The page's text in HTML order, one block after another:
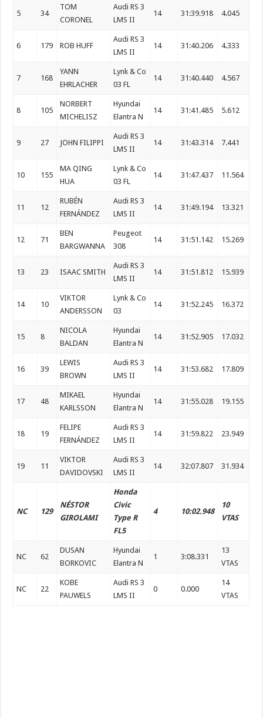
5 34
TOM
CORONEL
Audi RS 3
LMS II
14 31:39.918 4.045
6 179 ROB HUFF
Audi RS 3
LMS II
14 31:40.206 4.333
7 168
YANN
EHRLACHER
Lynk & Co
03 FL
14 31:40.440 4.567
8 105
NORBERT
MICHELISZ
Hyundai
Elantra N
14 31:41.485 5.612
9 27 JOHN FILIPPI
Audi RS 3
LMS II
14 31:43.314 7.441
10 155
MA QING
HUA
Lynk & Co
03 FL
14 31:47.437 11.564
11 12
RUBÉN
FERNÁNDEZ
Audi RS 3
LMS II
14 31:49.194 13.321
12 71
BEN
BARGWANNA
Peugeot
308
14 31:51.142 15.269
13 23 ISAAC SMITH
Audi RS 3
LMS II
14 31:51.812 15.939
14 10
VIKTOR
ANDERSSON
Lynk & Co
03
14 31:52.245 16.372
15 8
NICOLA
BALDAN
Hyundai
Elantra N
14 31:52.905 17.032
16 39
LEWIS
BROWN
Audi RS 3
LMS II
14 31:53.682 17.809
17 48
MIKAEL
KARLSSON
Hyundai
Elantra N
14 31:55.028 19.155
18 19
FELIPE
FERNÁNDEZ
Audi RS 3
LMS II
14 31:59.822 23.949
19 11
VIKTOR
DAVIDOVSKI
Audi RS 3
LMS II
14 32:07.807 31.934
NC 129
NÉSTOR
GIROLAMI
Honda
Civic
Type R
FL5
4 10:02.948
10
VTAS
NC 62
DUSAN
BORKOVIC
Hyundai
Elantra N
1 3:08.331
13
VTAS
NC 22
KOBE
PAUWELS
Audi RS 3
LMS II
0 0.000
14
VTAS